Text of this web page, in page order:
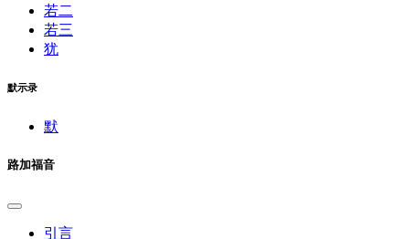
若二
若三
犹
默示录
默
路加福音
引言